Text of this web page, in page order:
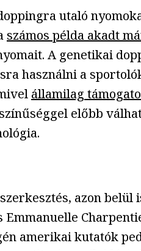
utaló
számos példa akadt
A genetikai
használni a
államilag
előbb
azon belül
Emmanuelle
amerikai kutatók